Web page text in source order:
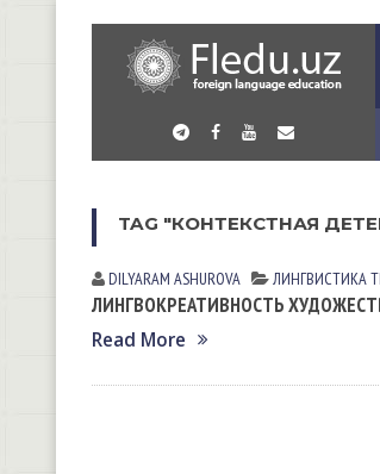
TAG "КОНТЕКСТНАЯ
DILYARAM АSHUROVА ЛИНГВИСТИКА
ЛИНГВОКРЕАТИВНОСТЬ
Read More